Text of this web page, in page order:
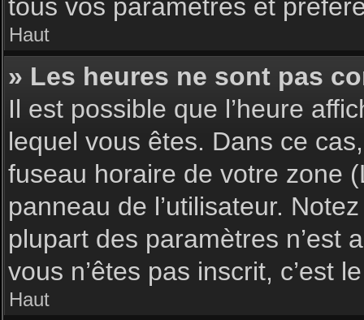
tous vos paramètres et
Haut
» Les heures ne sont pas
Il est possible que l’heure
lequel vous êtes. Dans ce
fuseau horaire de votre zone
panneau de l’utilisateur.
plupart des paramètres n’est
vous n’êtes pas inscrit, c’est
Haut